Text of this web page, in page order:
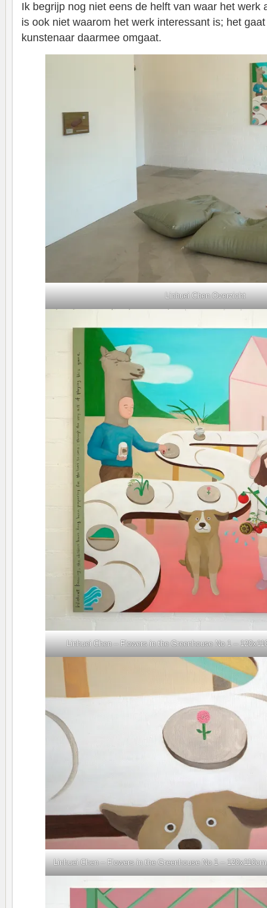
Ik begrijp nog niet eens de helft van waar het werk
is ook niet waarom het werk interessant is; het
kunstenaar daarmee omgaat.
Linhuei Chen Overzicht
Linhuei Chen – Flowers in the Greenhouse No 1 –
Linhuei Chen – Flowers in the Greenhouse No 1 –